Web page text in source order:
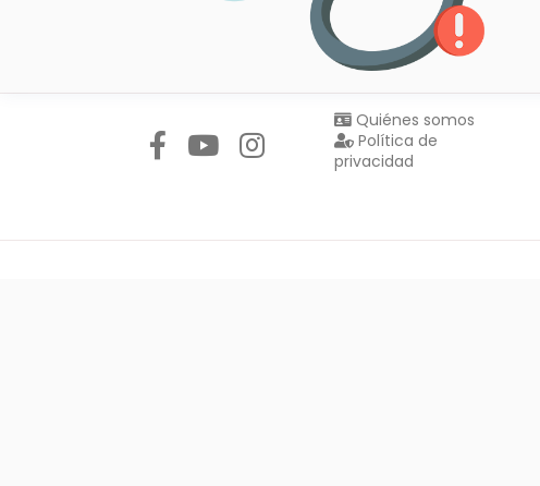
Quiénes somos
Política de
privacidad